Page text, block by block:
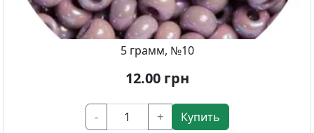
5 грамм, №10
12.00грн
- +
Купить